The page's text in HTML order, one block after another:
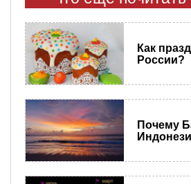
Как
России?
Почему